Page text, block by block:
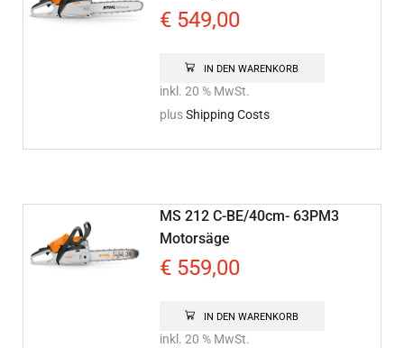
€549,00
IN DEN WARENKORB
inkl. 20 % MwSt.
plusShipping Costs
MS 212 C-BE/40cm- 63PM3
Motorsäge
€559,00
IN DEN WARENKORB
inkl. 20 % MwSt.